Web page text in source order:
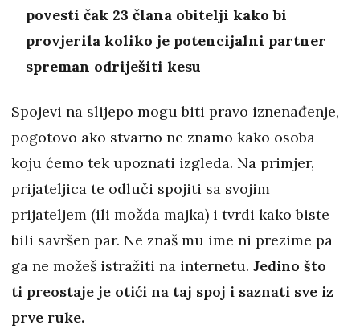
povesti čak 23 člana obitelji kako bi
provjerila koliko je potencijalni partner
spreman odriješiti kesu
Spojevi na slijepo mogu biti pravo iznenađenje,
pogotovo ako stvarno ne znamo kako osoba
koju ćemo tek upoznati izgleda. Na primjer,
prijateljica te odluči spojiti sa svojim
prijateljem (ili možda majka) i tvrdi kako biste
bili savršen par. Ne znaš mu ime ni prezime pa
ga ne možeš istražiti na internetu. Jedino što
ti preostaje je otići na taj spoj i saznati sve iz
prve ruke.